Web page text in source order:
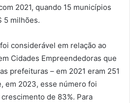
2021, quando 15 municípios
5 milhões.
considerável em relação ao
Cidades Empreendedoras que
prefeituras – em 2021 eram 251
em 2023, esse número foi
de 83%. Para